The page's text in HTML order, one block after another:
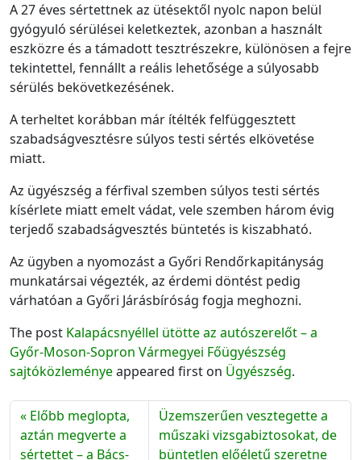
A 27 éves sértettnek az ütésektől nyolc napon belül
gyógyuló sérülései keletkeztek, azonban a használt
eszközre és a támadott tesztrészekre, különösen a fejre
tekintettel, fennállt a reális lehetősége a súlyosabb
sérülés bekövetkezésének.
A terheltet korábban már ítélték felfüggesztett
szabadságvesztésre súlyos testi sértés elkövetése
miatt.
Az ügyészség a férfival szemben súlyos testi sértés
kísérlete miatt emelt vádat, vele szemben három évig
terjedő szabadságvesztés büntetés is kiszabható.
Az ügyben a nyomozást a Győri Rendőrkapitányság
munkatársai végezték, az érdemi döntést pedig
várhatóan a Győri Járásbíróság fogja meghozni.
The post Kalapácsnyéllel ütötte az autószerelőt – a
Győr-Moson-Sopron Vármegyei Főügyészség
sajtóközleményeappeared first on Ügyészség.
Előbb meglopta,
aztán megverte a
sértettet – a Bács-
Üzemszerűen vesztegette a
műszaki vizsgabiztosokat, de
büntetlen előéletű szeretne